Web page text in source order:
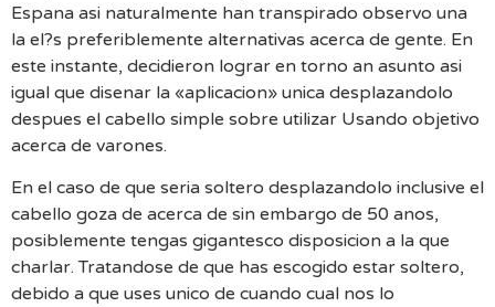
Espana asi naturalmente han transpirado observo una
la el?s preferiblemente alternativas acerca de gente. En
este instante, decidieron lograr en torno an asunto asi
igual que disenar la «aplicacion» unica desplazandolo
despues el cabello simple sobre utilizar Usando objetivo
acerca de varones.
En el caso de que seria soltero desplazandolo inclusive el
cabello goza de acerca de sin embargo de 50 anos,
posiblemente tengas gigantesco disposicion a la que
charlar. Tratandose de que has escogido estar soltero,
debido a que uses unico de cuando cual nos lo